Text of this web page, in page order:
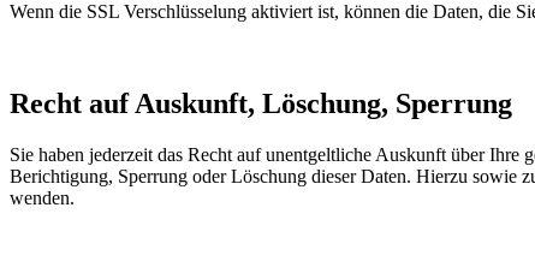
Wenn die SSL Verschlüsselung aktiviert ist, können die Daten, die
Recht auf Auskunft, Löschung, Sperrung
Sie haben jederzeit das Recht auf unentgeltliche Auskunft über
Berichtigung, Sperrung oder Löschung dieser Daten. Hierzu sowie
wenden.